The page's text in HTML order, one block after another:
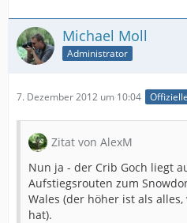
Michael Moll
Administrator
7. Dezember 2012 um 10:04
Zitat von AlexM
Nun ja - der Crib Goch liegt
Aufstiegsrouten zum
Wales (der höher ist als
hat).